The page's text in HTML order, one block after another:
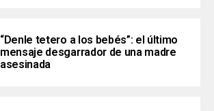
“Denle tetero a los bebés”: el último
mensaje desgarrador de una madre
asesinada